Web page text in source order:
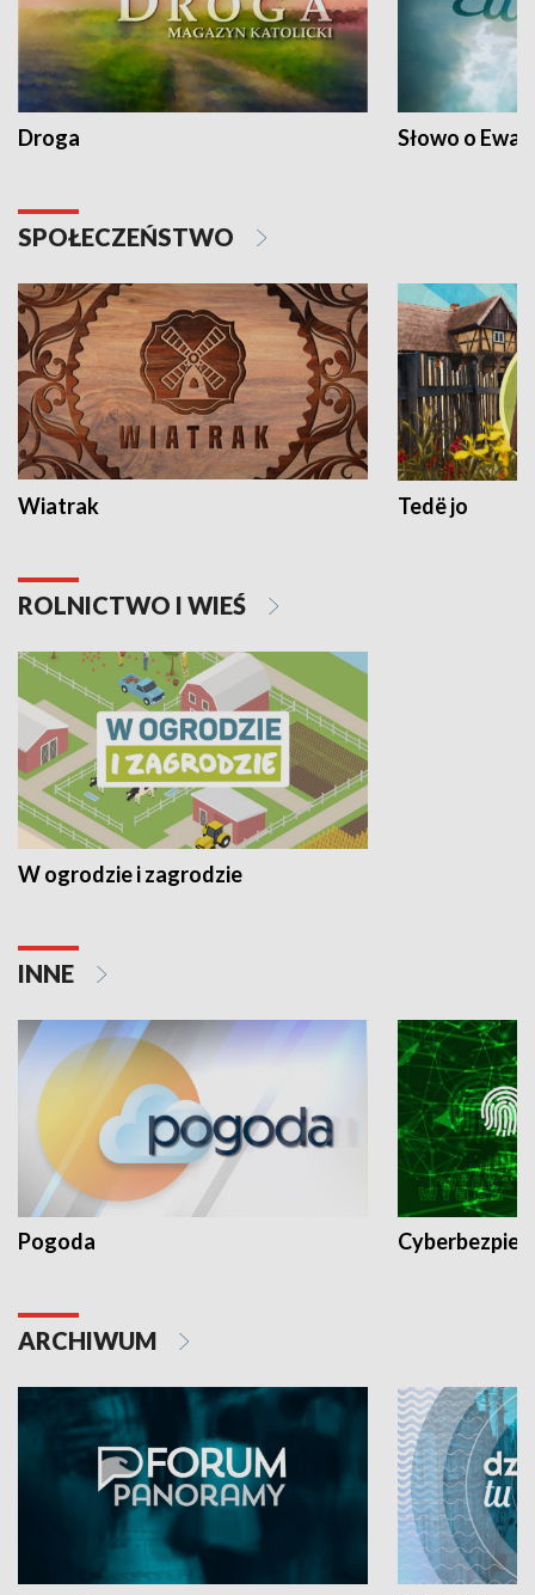
Droga Słowo o
SPOŁECZEŃSTWO
Wiatrak Tedë jo
ROLNICTWO I WIEŚ
W ogrodzie i zagrodzie
INNE
Pogoda
ARCHIWUM